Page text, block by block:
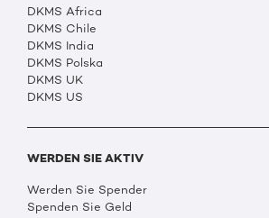
DKMS Africa
DKMS Chile
DKMS India
DKMS Polska
DKMS UK
DKMS US
WERDEN SIE AKTIV
Werden Sie Spender
Spenden Sie Geld